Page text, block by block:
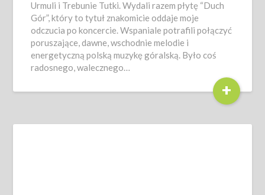
Urmuli i Trebunie Tutki. Wydali razem płytę “Duch
Gór”, który to tytuł znakomicie oddaje moje
odczucia po koncercie. Wspaniale potrafili połączyć
poruszające, dawne, wschodnie melodie i
energetyczną polską muzykę góralską. Było coś
radosnego, walecznego…
+